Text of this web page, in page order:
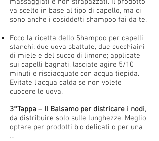
massaggiati e non strapazzati. Il prodotto
va scelto in base al tipo di capello, ma ci
sono anche i cosiddetti shampoo fai da te.
Ecco la ricetta dello Shampoo per capelli
stanchi: due uova sbattute, due cucchiaini
di miele e del succo di limone; applicate
sui capelli bagnati, lasciate agire 5/10
minuti e risciacquate con acqua tiepida.
Evitate l’acqua calda se non volete
cuocere le uova.
3°Tappa – Il Balsamo per districare i nodi,
da distribuire solo sulle lunghezze. Meglio
optare per prodotti bio delicati o per una
…